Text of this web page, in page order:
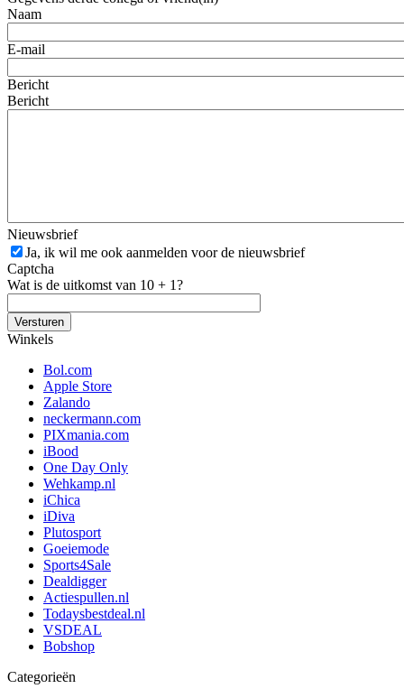
Naam
E-mail
Bericht
Bericht
Nieuwsbrief
Ja, ik wil me ook aanmelden voor de nieuwsbrief
Captcha
Wat is de uitkomst van 10 + 1?
Winkels
Bol.com
Apple Store
Zalando
neckermann.com
PIXmania.com
iBood
One Day Only
Wehkamp.nl
iChica
iDiva
Plutosport
Goeiemode
Sports4Sale
Dealdigger
Actiespullen.nl
Todaysbestdeal.nl
VSDEAL
Bobshop
Categorieën